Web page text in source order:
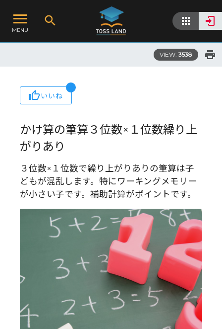
MENU
VIEW: 3538
いいね
かけ算の筆算３位数×１位数繰り上
がりあり
３位数×１位数で繰り上がりありの筆算は子
どもが混乱します。特にワーキングメモリー
が小さい子です。補助計算がポイントです。